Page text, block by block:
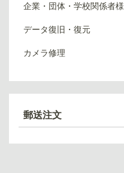
企業・団体・学校関係者様
データ復旧・復元
カメラ修理
郵送注文